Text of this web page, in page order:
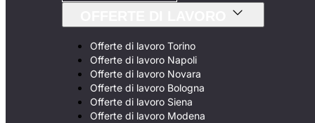
Offerte di lavoro Torino
Offerte di lavoro Napoli
Offerte di lavoro Novara
Offerte di lavoro Bologna
Offerte di lavoro Siena
Offerte di lavoro Modena